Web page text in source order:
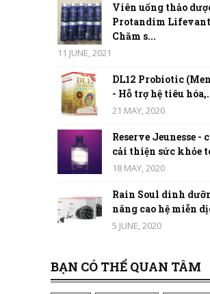
Viên uống thảo
Protandim
Chăm s...
11 JUNE, 2021
DL12 Probiotic
- Hỗ trợ hệ tiêu
21 MAY, 2020
Reserve Jeunesse -
cải thiện sức khỏe
18 MAY, 2020
Rain Soul dinh
nâng cao hệ miễn
5 JUNE, 2020
BẠN CÓ THỂ QUAN TÂM